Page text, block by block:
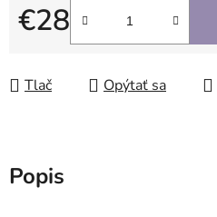
€28
Jednotková cena:
Tlač Opýtať sa
Popis